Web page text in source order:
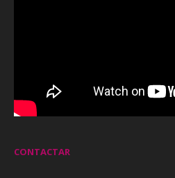
CONTACTAR